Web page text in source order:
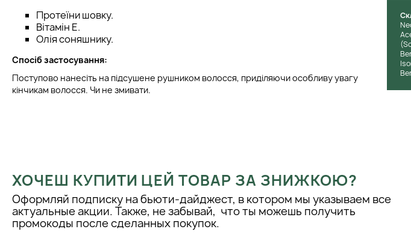
Протеїни шовку.
Вітамін Е.
Олія соняшнику.
Спосіб застосування:
Поступово нанесіть на підсушене рушником волосся, приділяючи особливу увагу
кінчикам волосся. Чи не змивати.
ХОЧЕШ КУПИТИ ЦЕЙ ТОВАР ЗА ЗНИЖКОЮ?
Оформляй подписку на бьюти-дайджест, в котором мы указываем все
актуальные акции. Также, не забывай, что ты можешь получить
промокоды после сделанных покупок.